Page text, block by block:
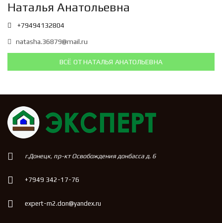
Наталья Анатольевна
+79494132804
natasha.36879@mail.ru
ВСЁ ОТ НАТАЛЬЯ АНАТОЛЬЕВНА
г.Донецк, пр-кт Освобождения донбасса д. 6
+7949 342-17-76
expert-m2.don@yandex.ru